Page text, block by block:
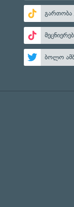
გართობა
ბოლო